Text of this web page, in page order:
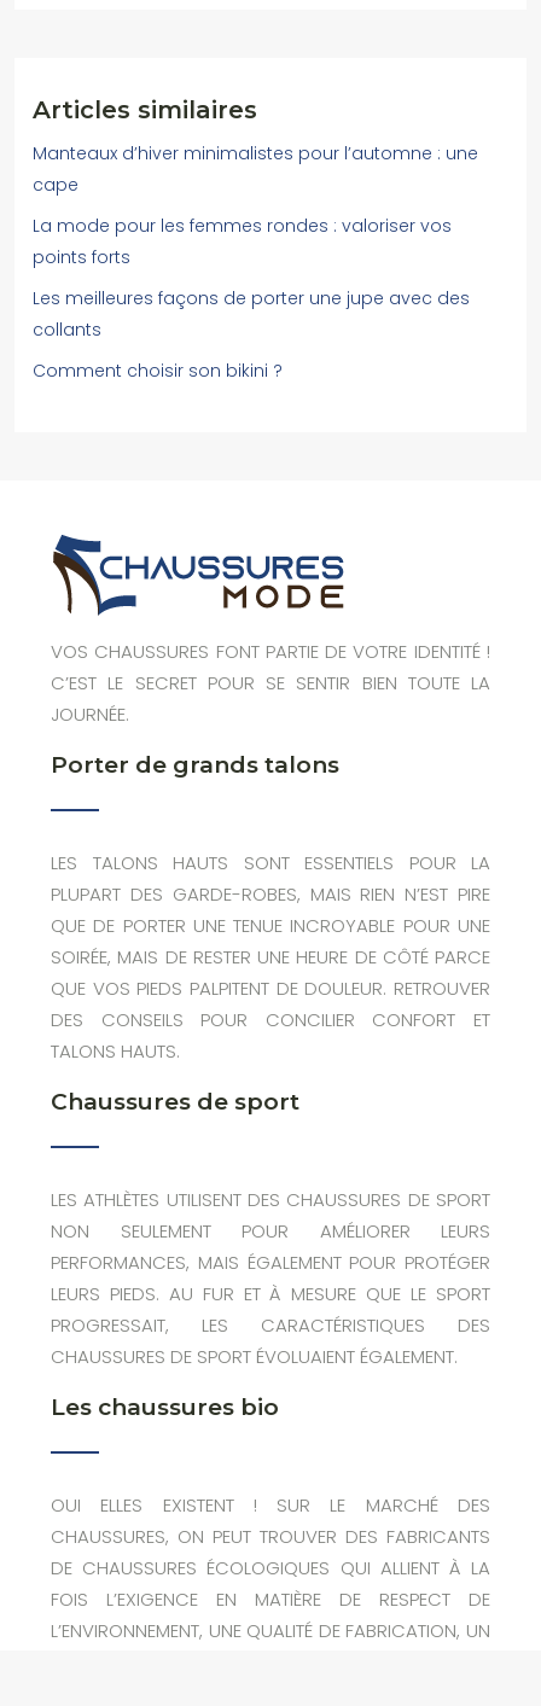
Articles similaires
Manteaux d’hiver minimalistes pour l’automne : une
cape
La mode pour les femmes rondes : valoriser vos
points forts
Les meilleures façons de porter une jupe avec des
collants
Comment choisir son bikini ?
VOS CHAUSSURES FONT PARTIE DE VOTRE IDENTITÉ !
C’EST LE SECRET POUR SE SENTIR BIEN TOUTE LA
JOURNÉE.
Porter de grands talons
LES TALONS HAUTS SONT ESSENTIELS POUR LA
PLUPART DES GARDE-ROBES, MAIS RIEN N’EST PIRE
QUE DE PORTER UNE TENUE INCROYABLE POUR UNE
SOIRÉE, MAIS DE RESTER UNE HEURE DE CÔTÉ PARCE
QUE VOS PIEDS PALPITENT DE DOULEUR. RETROUVER
DES CONSEILS POUR CONCILIER CONFORT ET
TALONS HAUTS.
Chaussures de sport
LES ATHLÈTES UTILISENT DES CHAUSSURES DE SPORT
NON SEULEMENT POUR AMÉLIORER LEURS
PERFORMANCES, MAIS ÉGALEMENT POUR PROTÉGER
LEURS PIEDS. AU FUR ET À MESURE QUE LE SPORT
PROGRESSAIT, LES CARACTÉRISTIQUES DES
CHAUSSURES DE SPORT ÉVOLUAIENT ÉGALEMENT.
Les chaussures bio
OUI ELLES EXISTENT ! SUR LE MARCHÉ DES
CHAUSSURES, ON PEUT TROUVER DES FABRICANTS
DE CHAUSSURES ÉCOLOGIQUES QUI ALLIENT À LA
FOIS L’EXIGENCE EN MATIÈRE DE RESPECT DE
L’ENVIRONNEMENT, UNE QUALITÉ DE FABRICATION, UN